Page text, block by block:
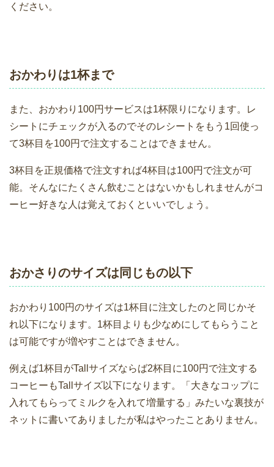
ください。
おかわりは1杯まで
また、おかわり100円サービスは1杯限りになります。レ
シートにチェックが入るのでそのレシートをもう1回使っ
て3杯目を100円で注文することはできません。
3杯目を正規価格で注文すれば4杯目は100円で注文が可
能。そんなにたくさん飲むことはないかもしれませんがコ
ーヒー好きな人は覚えておくといいでしょう。
おかさりのサイズは同じもの以下
おかわり100円のサイズは1杯目に注文したのと同じかそ
れ以下になります。1杯目よりも少なめにしてもらうこと
は可能ですが増やすことはできません。
例えば1杯目がTallサイズならば2杯目に100円で注文する
コーヒーもTallサイズ以下になります。「大きなコップに
入れてもらってミルクを入れて増量する」みたいな裏技が
ネットに書いてありましたが私はやったことありません。